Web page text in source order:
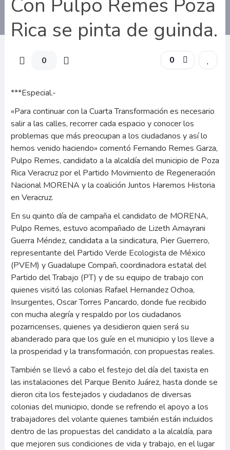
Con Pulpo Remes Poza
Rica se pinta de guinda.
0 0
***Especial.-
«Para continuar con la Cuarta Transformación es necesario
salir a las calles, recorrer cada espacio y conocer los
problemas que más preocupan a los ciudadanos y así lo
hemos venido haciendo» comentó Fernando Remes Garza,
Pulpo Remes, candidato a la alcaldía del municipio de Poza
Rica Veracruz por el Partido Movimiento de Regeneración
Nacional MORENA y la coalición Juntos Haremos Historia
en Veracruz.
En su quinto día de campaña el candidato de MORENA,
Pulpo Remes, estuvo acompañado de Lizeth Amayrani
Guerra Méndez, candidata a la sindicatura, Pier Guerrero,
representante del Partido Verde Ecologista de México
(PVEM) y Guadalupe Compañ, coordinadora estatal del
Partido del Trabajo (PT) y de su equipo de trabajo con
quienes visitó las colonias Rafael Hernandez Ochoa,
Insurgentes, Oscar Torres Pancardo, donde fue recibido
con mucha alegría y respaldo por los ciudadanos
pozarricenses, quienes ya desidieron quien será su
abanderado para que los guíe en el municipio y los lleve a
la prosperidad y la transformación, con propuestas reales.
También se llevó a cabo el festejo del día del taxista en
las instalaciones del Parque Benito Juárez, hasta donde se
dieron cita los festejados y ciudadanos de diversas
colonias del municipio, donde se refrendo el apoyo a los
trabajadores del volante quienes también están incluidos
dentro de las propuestas del candidato a la alcaldía, para
que mejoren sus condiciones de vida y trabajo, en el lugar